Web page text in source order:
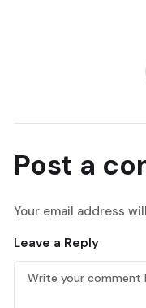
Post a
Your email address
Leave a Reply